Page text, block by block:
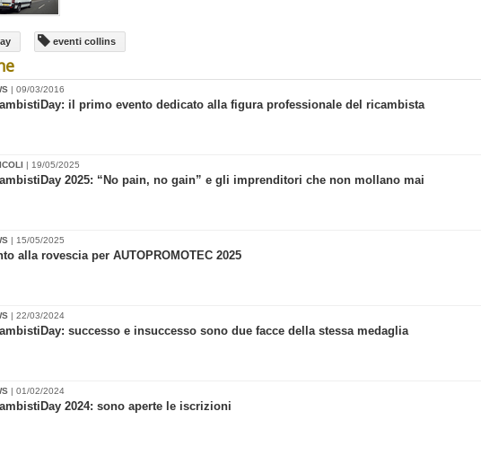
eventi collins
| 09/03/2016
il primo evento dedicato alla figura professionale del ricambista
| 19/05/2025
2025: “No pain, no gain” e gli imprenditori che non mollano mai
| 15/05/2025
alla rovescia per AUTOPROMOTEC 2025
| 22/03/2024
successo e insuccesso sono due facce della stessa medaglia
| 01/02/2024
2024: sono aperte le iscrizioni